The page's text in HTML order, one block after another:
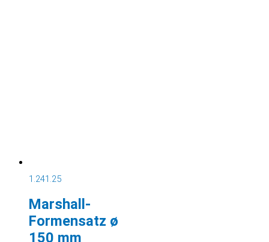
1.241.25
Marshall-
Formensatz ø
150 mm